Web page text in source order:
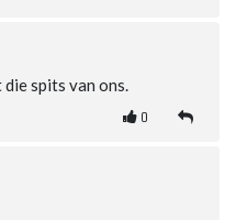
spits van ons.
0